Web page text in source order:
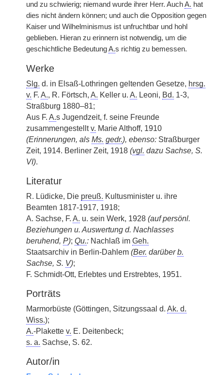
und zu schwierig; niemand wurde ihrer Herr. AuchA. hat
dies nicht ändern können; und auch die Opposition gegen
Kaiser und Wilhelminismus ist unfruchtbar und hohl
geblieben. Hieran zu erinnern ist notwendig, um die
geschichtliche BedeutungA.s richtig zu bemessen.
Werke
Slg. d. in Elsaß-Lothringen geltenden Gesetze, hrsg.
v. F. A., R. Förtsch, A. Keller u. A. Leoni, Bd. 1-3,
Straßburg 1880–81;
Aus F. A.s Jugendzeit, f. seine Freunde
zusammengestelltv. Marie Althoff, 1910
(Erinnerungen, als Ms. gedr.), ebenso: Straßburger
Zeit, 1914. Berliner Zeit, 1918 (vgl. dazu Sachse, S.
VI).
Literatur
R. Lüdicke, Die preuß. Kultusminister u. ihre
Beamten 1817-1917, 1918;
A. Sachse, F. A. u. sein Werk, 1928 (auf persönl.
Beziehungen u. Auswertung d. Nachlasses
beruhend, P); Qu.: Nachlaß im Geh.
Staatsarchiv in Berlin-Dahlem (Ber. darüberb.
Sachse, S. V);
F. Schmidt-Ott, Erlebtes und Erstrebtes, 1951.
Porträts
Marmorbüste (Göttingen, Sitzungssaal d. Ak. d.
Wiss.);
A.-Plakette v. E. Deitenbeck;
s. a. Sachse, S. 62.
Autor/in